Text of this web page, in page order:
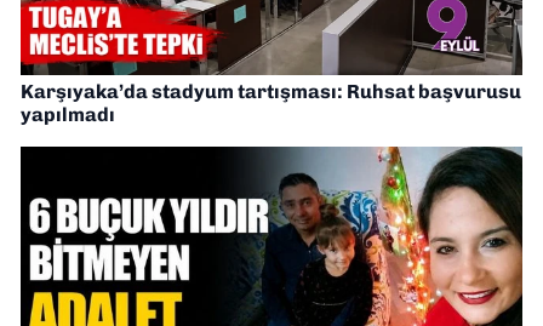
Karşıyaka’da stadyum tartışması: Ruhsat başvurusu
yapılmadı